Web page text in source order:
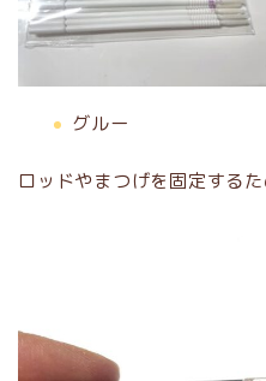
グルー
ロッドやまつげを固定するた